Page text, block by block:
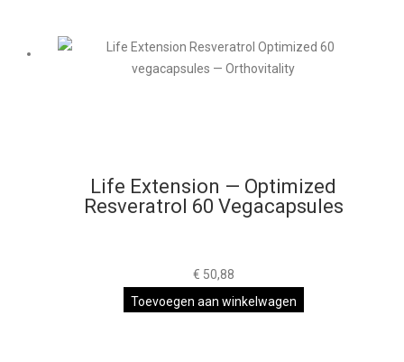
Life Extension — Optimized
Resveratrol 60 Vegacapsules
€ 50,88
Toevoegen aan winkelwagen